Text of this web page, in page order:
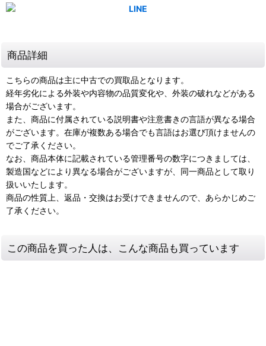
商品詳細
こちらの商品は主に中古での買取品となります。
経年劣化による外装や内容物の品質変化や、外装の破れなどがある
場合がございます。
また、商品に付属されている説明書や注意書きの言語が異なる場合
がございます。在庫が複数ある場合でも言語はお選び頂けませんの
でご了承ください。
なお、商品本体に記載されている管理番号の数字につきましては、
製造国などにより異なる場合がございますが、同一商品として取り
扱いいたします。
商品の性質上、返品・交換はお受けできませんので、あらかじめご
了承ください。
この商品を買った人は、こんな商品も買っています